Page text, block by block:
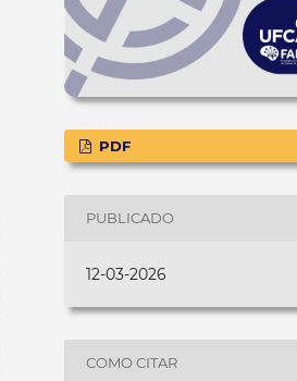
PDF
PUBLICADO
12-03-2026
COMO CITAR